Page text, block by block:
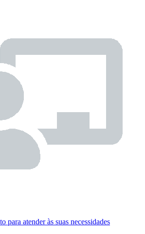
para atender às suas necessidades